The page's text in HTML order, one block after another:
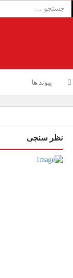
پیوند ها
نظر سنجی